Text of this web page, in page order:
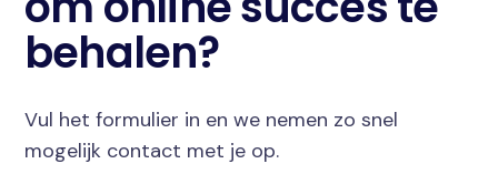
behalen?
Vul het formulier in en we nemen zo snel
mogelijk contact met je op.